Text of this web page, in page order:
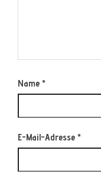
Name *
E-Mail-Adresse *